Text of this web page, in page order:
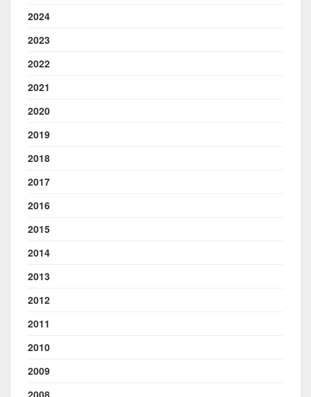
2024
2023
2022
2021
2020
2019
2018
2017
2016
2015
2014
2013
2012
2011
2010
2009
2008